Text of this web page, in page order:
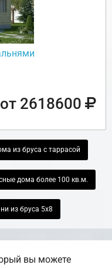
от 2618600
из бруса с таррасой
дома более 100 кв.м.
из бруса 5х8
вы можете